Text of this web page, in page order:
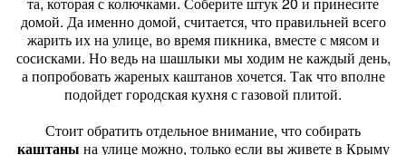
домой. Да именно домой, считается, что правильней всего
жарить их на улице, во время пикника, вместе с мясом и
сосисками. Но ведь на шашлыки мы ходим не каждый день,
а попробовать жареных каштанов хочется. Так что вполне
подойдет городская кухня с газовой плитой.
Стоит обратить отдельное внимание, что собирать
каштаны на улице можно, только если вы живете в Крыму